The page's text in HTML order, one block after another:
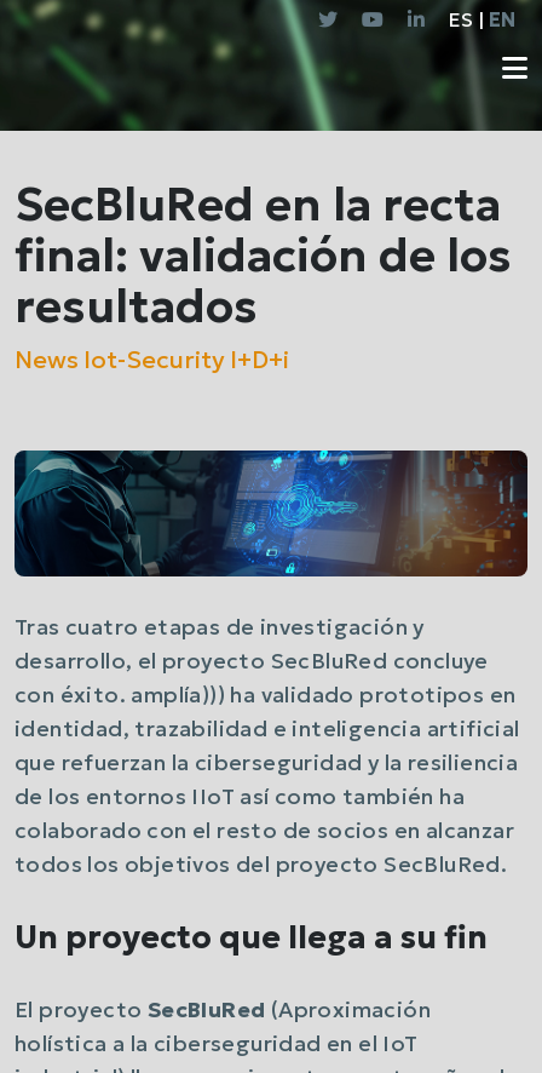
ES | EN
SecBluRed en la recta
final: validación de los
resultados
News Iot-Security I+D+i
Tras cuatro etapas de investigación y
desarrollo, el proyecto SecBluRed concluye
con éxito. amplía))) ha validado prototipos en
identidad, trazabilidad e inteligencia artificial
que refuerzan la ciberseguridad y la resiliencia
de los entornos IIoT así como también ha
colaborado con el resto de socios en alcanzar
todos los objetivos del proyecto SecBluRed.
Un proyecto que llega a su fin
El proyecto SecBluRed (Aproximación
holística a la ciberseguridad en el IoT